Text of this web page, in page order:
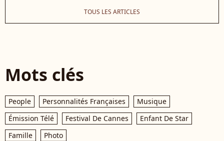
TOUS LES ARTICLES
Mots clés
People Personnalités Françaises
Musique
Émission Télé
Festival De Cannes
Enfant De Star
Famille
Photo